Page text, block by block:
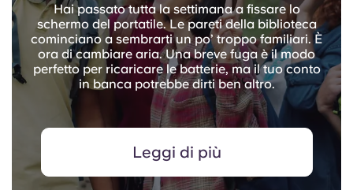
Hai passato tutta la settimana a fissare lo
schermo del portatile. Le pareti della biblioteca
cominciano a sembrarti un po’ troppo familiari. È
ora di cambiare aria. Una breve fuga è il modo
perfetto per ricaricare le batterie, ma il tuo conto
in banca potrebbe dirti ben altro.
Leggi di più